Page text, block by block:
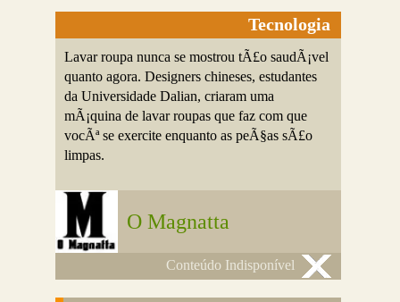
Tecnologia
Lavar roupa nunca se mostrou tÃ£o saudÃ¡vel
quanto agora. Designers chineses, estudantes
da Universidade Dalian, criaram uma
mÃ¡quina de lavar roupas que faz com que
vocÃª se exercite enquanto as peÃ§as sÃ£o
limpas.
O Magnatta
Conteúdo Indisponível